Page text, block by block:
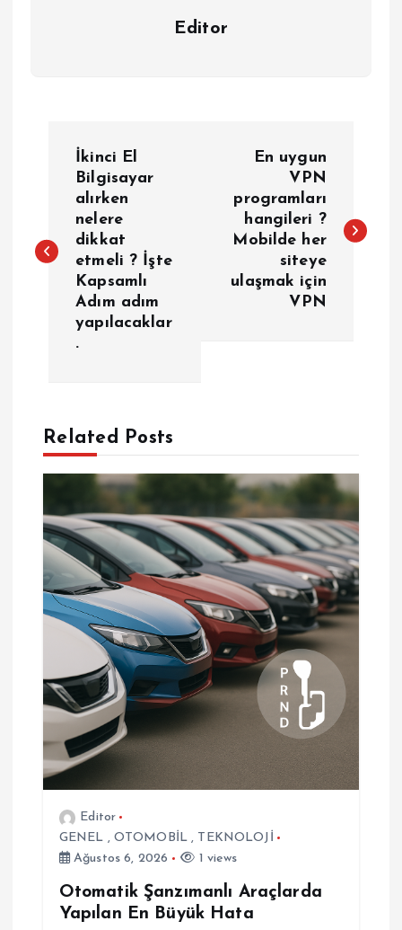
Editor
z
ı
m
e
s
İkinci El
Bilgisayar
alırken
nelere
dikkat
etmeli ? İşte
Kapsamlı
Adım adım
yapılacaklar
.
En uygun
VPN
programları
hangileri ?
Mobilde her
siteye
ulaşmak için
VPN
Related Posts
Editor
GENEL , OTOMOBİL , TEKNOLOJİ
Ağustos 6, 2026
1 views
Otomatik Şanzımanlı Araçlarda
Yapılan En Büyük Hata